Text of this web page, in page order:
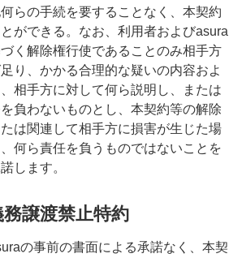
らの手続を要することなく、本契約
ができる。なお、利用者およびasura
く解除権行使であることのみ相手方
り、かかる合理的な疑いの内容およ
相手方に対して何ら説明し、または
負わないものとし、本契約等の解除
は関連して相手方に損害が生じた場
何ら責任を負うものではないことを
します。
譲渡禁止特約
の事前の書面による承諾なく、本契